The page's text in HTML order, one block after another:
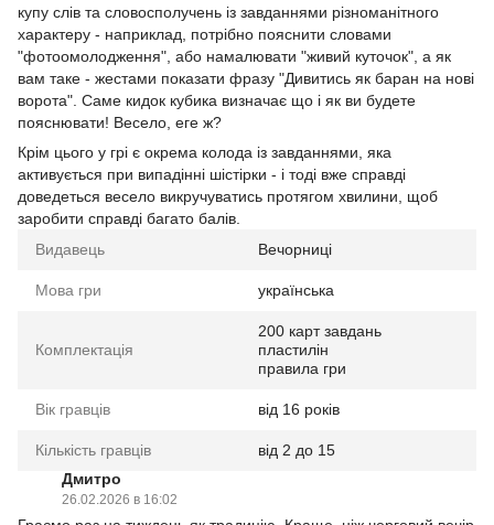
купу слів та словосполучень із завданнями різноманітного
характеру - наприклад, потрібно пояснити словами
"фотоомолодження", або намалювати "живий куточок", а як
вам таке - жестами показати фразу "Дивитись як баран на нові
ворота". Саме кидок кубика визначає що і як ви будете
пояснювати! Весело, еге ж?
Крім цього у грі є окрема колода із завданнями, яка
активується при випадінні шістірки - і тоді вже справді
доведеться весело викручуватись протягом хвилини, щоб
заробити справді багато балів.
Видавець
Вечорниці
Мова гри українська
Комплектація
200 карт завдань
пластилін
правила гри
Вік гравців від 16 років
Кількість гравців
від 2 до 15
Дмитро
26.02.2026 в 16:02